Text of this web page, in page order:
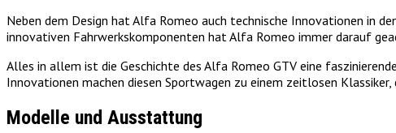
Neben dem Design hat Alfa Romeo auch technische Innovationen in
innovativen Fahrwerkskomponenten hat Alfa Romeo immer darauf
Alles in allem ist die Geschichte des Alfa Romeo GTV eine
Innovationen machen diesen Sportwagen zu einem zeitlosen
Modelle und Ausstattung